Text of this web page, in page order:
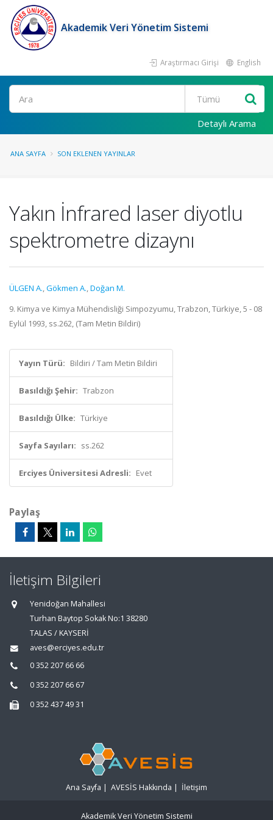
Akademik Veri Yönetim Sistemi
Araştırmacı Girişi English
Ara
Detaylı Arama
ANA SAYFA SON EKLENEN YAYINLAR
Yakın İnfrared laser diyotlu
spektrometre dizaynı
ÜLGEN A.,Gökmen A.,Doğan M.
9. Kimya ve Kimya Mühendisliği Simpozyumu, Trabzon, Türkiye, 5 - 08
Eylül 1993, ss.262, (Tam Metin Bildiri)
Yayın Türü: Bildiri / Tam Metin Bildiri
Basıldığı Şehir: Trabzon
Basıldığı Ülke: Türkiye
Sayfa Sayıları: ss.262
Erciyes Üniversitesi Adresli: Evet
Paylaş
İletişim Bilgileri
Yenidoğan Mahallesi
Turhan Baytop Sokak No:1 38280
TALAS / KAYSERİ
aves@erciyes.edu.tr
0 352 207 66 66
0 352 207 66 67
0 352 437 49 31
Ana Sayfa | AVESİS Hakkında | İletişim
Akademik Veri Yönetim Sistemi